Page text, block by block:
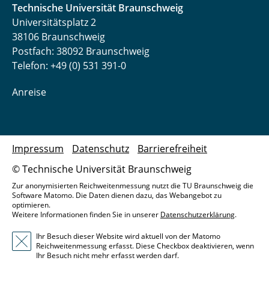
Technische Universität Braunschweig
Universitätsplatz 2
38106 Braunschweig
Postfach: 38092 Braunschweig
Telefon: +49 (0) 531 391-0
Anreise
© Technische Universität Braunschweig
Impressum Datenschutz Barrierefreiheit
Zur anonymisierten Reichweitenmessung nutzt die TU Braunschweig die
Software Matomo. Die Daten dienen dazu, das Webangebot zu
optimieren.
Weitere Informationen finden Sie in unserer Datenschutzerklärung.
Ihr Besuch dieser Website wird aktuell von der Matomo
Reichweitenmessung erfasst. Diese Checkbox deaktivieren, wenn
Ihr Besuch nicht mehr erfasst werden darf.